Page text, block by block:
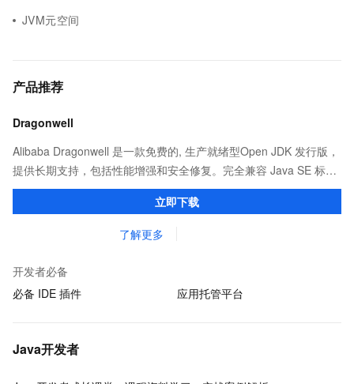
JVM元空间
产品推荐
Dragonwell
Alibaba Dragonwell 是一款免费的, 生产就绪型Open JDK 发行版，
提供长期支持，包括性能增强和安全修复。完全兼容 Java SE 标
准，您可以在任何常用操作系统（包括 Linux、Windows 和
macOS）上开发 Java 应用程序。立即下载
了解更多
开发者必备
必备 IDE 插件
应用托管平台
Java开发者